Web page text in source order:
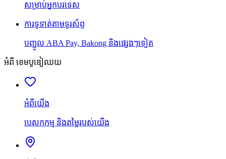
សម្រាប់អ្នកបរទេស
ការទូទាត់តាមទូរស័ព្ទ
បញ្ជូល ABA Pay, Bakong និងផ្សេងៗទៀត
អំពី ខេមបូឌៀឈយ
អំពីយើង
បេសកកម្ម និងតម្លៃរបស់យើង